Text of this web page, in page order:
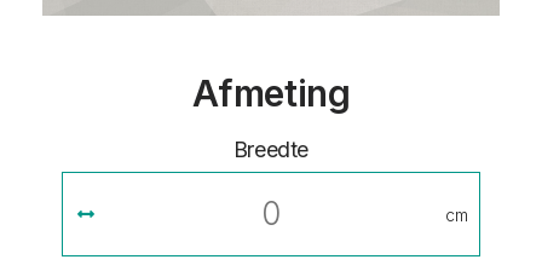
Afmeting
Breedte
cm